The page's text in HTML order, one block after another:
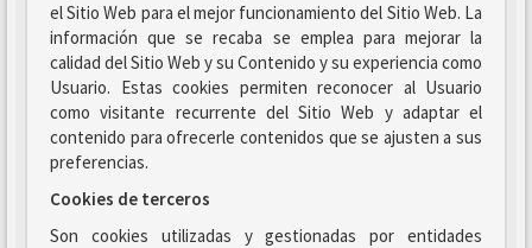
el Sitio Web para el mejor funcionamiento del Sitio Web. La
información que se recaba se emplea para mejorar la
calidad del Sitio Web y su Contenido y su experiencia como
Usuario. Estas cookies permiten reconocer al Usuario
como visitante recurrente del Sitio Web y adaptar el
contenido para ofrecerle contenidos que se ajusten a sus
preferencias.
Cookies de terceros
Son cookies utilizadas y gestionadas por entidades